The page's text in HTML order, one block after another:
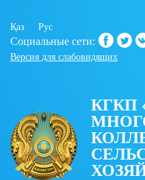
Қаз Рус
Социальные сети:
Версия для слабовидящих
КГКП